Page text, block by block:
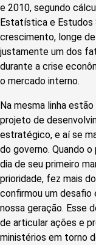
e 2010, segundo
Estatística e Estudos
crescimento, longe
justamente um dos
durante a crise
o mercado interno.
Na mesma linha
projeto de
estratégico, e aí se
do governo. Quando
dia de seu primeiro
prioridade, fez mais
confirmou um
nossa geração. Esse
de articular ações e
ministérios em torno